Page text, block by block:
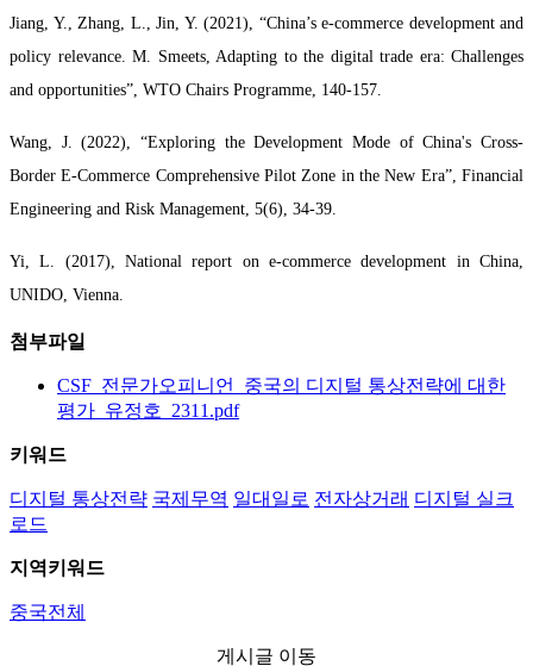
Jiang, Y., Zhang, L., Jin, Y. (2021), “China’s e-commerce development and
policy relevance. M. Smeets, Adapting to the digital trade era: Challenges
and opportunities”, WTO Chairs Programme, 140-157.
Wang, J. (2022), “Exploring the Development Mode of China's Cross-
Border E-Commerce Comprehensive Pilot Zone in the New Era”, Financial
Engineering and Risk Management, 5(6), 34-39.
Yi, L. (2017), National report on e-commerce development in China,
UNIDO, Vienna.
첨부파일
CSF_전문가오피니언_중국의 디지털 통상전략에 대한
평가_유정호_2311.pdf
키워드
디지털 통상전략 국제무역 일대일로 전자상거래 디지털 실크
로드
지역키워드
중국전체
게시글 이동